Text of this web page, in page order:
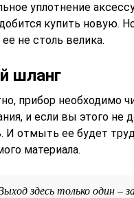
уплотнение
купить новую.
не столь велика.
шланг
прибор необходимо
и если вы этого не
И отмыть ее будет
материала.
здесь только один –